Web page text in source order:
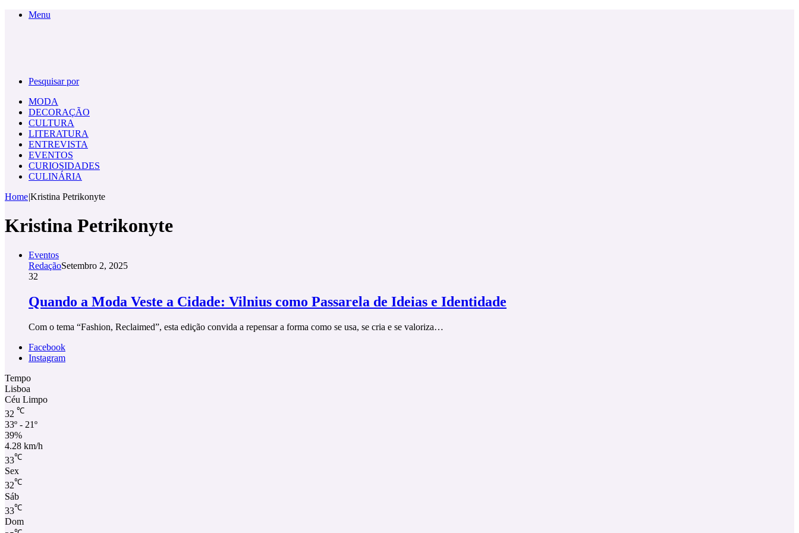
Menu
Pesquisar por
MODA
DECORAÇÃO
CULTURA
LITERATURA
ENTREVISTA
EVENTOS
CURIOSIDADES
CULINÁRIA
Home|Kristina Petrikonyte
Kristina Petrikonyte
Eventos
RedaçãoSetembro 2, 2025
32
Quando a Moda Veste a Cidade: Vilnius como Passarela de Ideias e Identidade
Com o tema “Fashion, Reclaimed”, esta edição convida a repensar a forma como se usa, se cria e se valoriza…
Facebook
Instagram
Tempo
Lisboa
Céu Limpo
32 ℃
33º - 21º
39%
4.28 km/h
33℃
Sex
32℃
Sáb
33℃
Dom